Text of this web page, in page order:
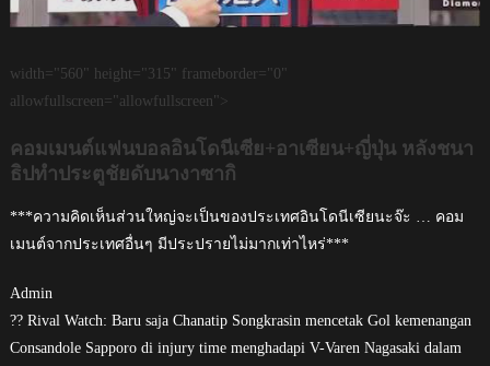
width="560" height="315" frameborder="0"
allowfullscreen="allowfullscreen">
คอมเมนต์แฟนบอลอินโดนีเซีย+อาเซียน+ญี่ปุ่น หลังชนา
ธิปทำประตูชัยดับนางาซากิ
***ความคิดเห็นส่วนใหญ่จะเป็นของประเทศอินโดนีเซียนะจ๊ะ … คอม
เมนต์จากประเทศอื่นๆ มีประปรายไม่มากเท่าไหร่***
Admin
?? Rival Watch: Baru saja Chanatip Songkrasin mencetak Gol kemenangan
Consandole Sapporo di injury time menghadapi V-Varen Nagasaki dalam